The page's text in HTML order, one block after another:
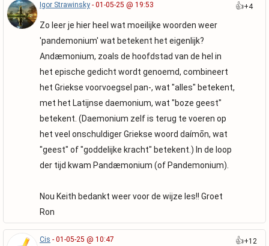
Igor Strawinsky - 01-05-25 @ 19:53
Zo leer je hier heel wat moeilijke woorden weer
'pandemonium' wat betekent het eigenlijk?
Andæmonium, zoals de hoofdstad van de hel in
het epische gedicht wordt genoemd, combineert
het Griekse voorvoegsel pan-, wat "alles" betekent,
met het Latijnse daemonium, wat "boze geest"
betekent. (Daemonium zelf is terug te voeren op
het veel onschuldiger Griekse woord daímōn, wat
"geest" of "goddelijke kracht" betekent.) In de loop
der tijd kwam Pandæmonium (of Pandemonium).
Nou Keith bedankt weer voor de wijze les!! Groet
Ron
👍+4
Cis - 01-05-25 @ 10:47 👍+12